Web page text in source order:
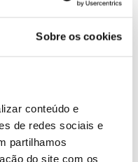
Sobre os cookies
conteúdo e
de redes sociais e
partilhamos
do site com os
Fumos do vulcão italiano